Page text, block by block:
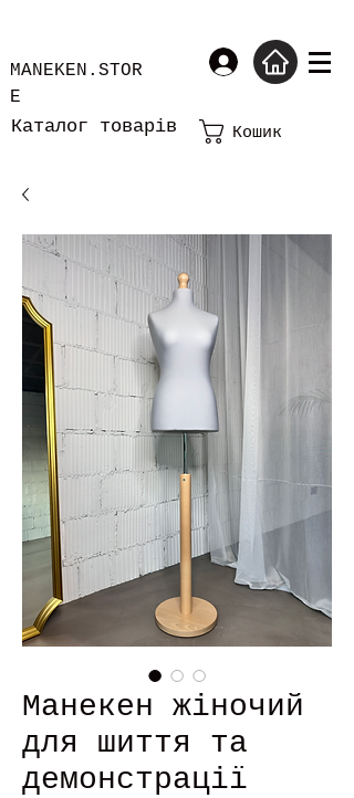
MANEKEN.STOR
E
Каталог товарів Кошик
Манекен жіночий
для шиття та
демонстрації